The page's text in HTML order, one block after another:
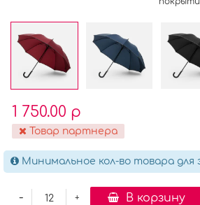
1 750.00 р
Товар партнера
Минимальное кол-во товара для
+
- В корзину